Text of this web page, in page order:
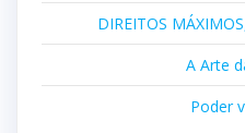
DIREITOS
A Arte
Poder